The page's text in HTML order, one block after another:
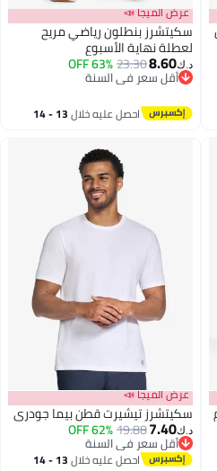
عرض الميجا 📣
سكيتشرز بنطلون رياضي مريح
لعطلة نهاية الأسبوع
د.ك‏8.60
23.30
63% OFF
أقل سعر في السنة
أقل سعر في السنة
احصل عليه خلال 13 - 14
عرض الميجا 📣
سكيتشرز تيشيرت قطن بيما جودري
د.ك‏7.40
19.88
62% OFF
أقل سعر في السنة
أقل سعر في السنة
احصل عليه خلال 13 - 14